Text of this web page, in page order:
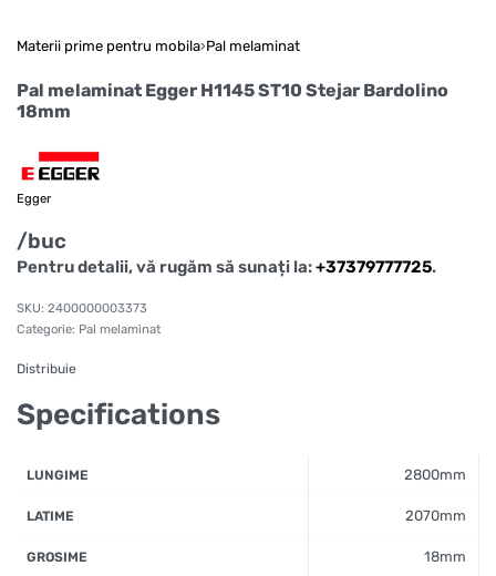
Materii prime pentru mobila›Pal melaminat
Pal melaminat Egger H1145 ST10 Stejar Bardolino
18mm
Egger
/buc
Pentru detalii, vă rugăm să sunați la:+37379777725.
2400000003373
Categorie: Pal melaminat
Distribuie
Specifications
LUNGIME 2800mm
LATIME 2070mm
GROSIME 18mm